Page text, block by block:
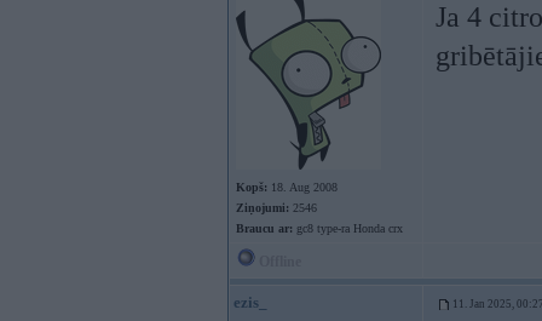
Kopš: 18. Aug 2008
Ziņojumi: 2546
Braucu ar: gc8 type-ra Honda crx
Ja 4
ezis_ 11. Jan 2025,